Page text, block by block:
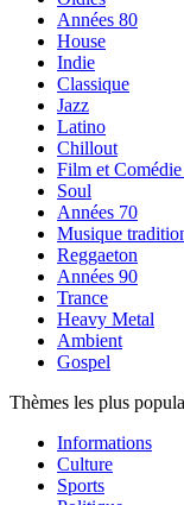
Années 80
House
Indie
Classique
Jazz
Latino
Chillout
Film et
Soul
Années 70
Musique
Reggaeton
Années 90
Trance
Heavy Metal
Ambient
Gospel
Thèmes les plus
Informations
Culture
Sports